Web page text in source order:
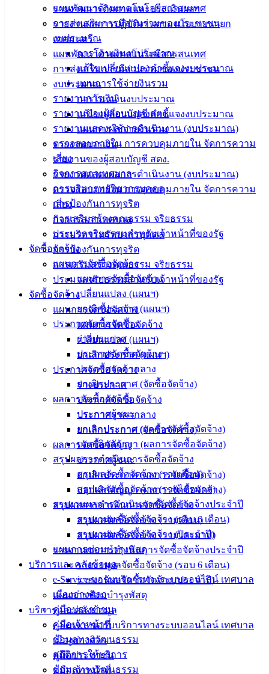
แผนพัฒนาด้านเทคโนโลยีสารสนเทศ
การส่งเสริมการมีส่วนร่วมของประชาชน
งบประมาณ
การโอนเงินงบประมาณ
แก้ไขเปลี่ยนแปลงคำชี้แจงงบประมาณ
แผนการใช้จ่ายงินรวม
รายงานการเงิน
รายงานของผู้สอบบัญชี สตง.
รายงานแสดงผลการดำเนินงาน (งบประมาณ)
ตรวจสอบภายใน การควบคุมภายใน จัดการความ
เสี่ยง
กิจการสภาเทศบาล
การบริหารทรัพยากรบุคคล
การป้องกันการทุจริต
การเสริมสร้างคุณธรรม จริยธรรม
ประมวลจริยธรรมสำหรับเจ้าหน้าที่ของรัฐ
จัดซื้อจัดจ้าง
แผนการจัดซื้อจัดจ้าง
แผนการจัดซื้อจัดจ้าง
เปลี่ยนแปลง (แผนฯ)
ยกเลิกประกาศ (แผนฯ)
ประกาศจัดซื้อจัดจ้าง
ร่างประกาศ
ประกาศจัดซื้อจัดจ้าง
ประกาศราคากลาง
ยกเลิกประกาศ (จัดซื้อจัดจ้าง)
ผลการจัดซื้อจัดจ้าง
ประกาศผู้ชนะ
ยกเลิกประกาศ (ผลการจัดซื้อจัดจ้าง)
บอกเลิกสัญญา (ผลการจัดซื้อจัดจ้าง)
สรุปผลการดำเนินการจัดซื้อจัดจ้าง
สรุปผลจัดซื้อจัดจ้าง (รายเดือน)
สรุปผลจัดซื้อจัดจ้าง (รายไตรมาส)
รายงานผลการดำเนินการจัดซื้อจัดจ้างประจำปี
รายงานผลจัดซื้อจัดจ้าง (รอบ 6 เดือน)
รายงานผลจัดซื้อจัดจ้าง (ประจำปี)
แผนการซ่อมบำรุงพัสดุ
บริการและคลังข้อมูล
e-Service ขอรับบริการทางระบบออนไลน์ เทศบาล
เมืองอ่างศิลา
คู่มือประชาชน
คู่มือเจ้าหน้าที่
ข้อมูลทางวัฒนธรรม
สถิติการให้บริการ
ข้อมูลทางวัฒนธรรม
รายงานการติดตามและประเมินผลฯ
รายงานผลการปฏิบัติงานตามนโยบายนายก
เทศมนตรี
แผนพัฒนาด้านเทคโนโลยีสารสนเทศ
การส่งเสริมการมีส่วนร่วมของประชาชน
งบประมาณ
การโอนเงินงบประมาณ
แก้ไขเปลี่ยนแปลงคำชี้แจงงบประมาณ
แผนการใช้จ่ายงินรวม
รายงานการเงิน
รายงานของผู้สอบบัญชี สตง.
รายงานแสดงผลการดำเนินงาน (งบประมาณ)
ตรวจสอบภายใน การควบคุมภายใน จัดการความ
เสี่ยง
กิจการสภาเทศบาล
การบริหารทรัพยากรบุคคล
การป้องกันการทุจริต
การเสริมสร้างคุณธรรม จริยธรรม
ประมวลจริยธรรมสำหรับเจ้าหน้าที่ของรัฐ
จัดซื้อจัดจ้าง
แผนการจัดซื้อจัดจ้าง
แผนการจัดซื้อจัดจ้าง
เปลี่ยนแปลง (แผนฯ)
ยกเลิกประกาศ (แผนฯ)
ประกาศจัดซื้อจัดจ้าง
ร่างประกาศ
ประกาศจัดซื้อจัดจ้าง
ประกาศราคากลาง
ยกเลิกประกาศ (จัดซื้อจัดจ้าง)
ผลการจัดซื้อจัดจ้าง
ประกาศผู้ชนะ
ยกเลิกประกาศ (ผลการจัดซื้อจัดจ้าง)
บอกเลิกสัญญา (ผลการจัดซื้อจัดจ้าง)
สรุปผลการดำเนินการจัดซื้อจัดจ้าง
สรุปผลจัดซื้อจัดจ้าง (รายเดือน)
สรุปผลจัดซื้อจัดจ้าง (รายไตรมาส)
รายงานผลการดำเนินการจัดซื้อจัดจ้างประจำปี
รายงานผลจัดซื้อจัดจ้าง (รอบ 6 เดือน)
รายงานผลจัดซื้อจัดจ้าง (ประจำปี)
แผนการซ่อมบำรุงพัสดุ
บริการและคลังข้อมูล
e-Service ขอรับบริการทางระบบออนไลน์ เทศบาล
เมืองอ่างศิลา
คู่มือประชาชน
คู่มือเจ้าหน้าที่
เทศบาล
เมืองอ่าง
สำนักงาน
เทศบาลเมือง
อ่างศิลา 90/338
ม.3 ต.เสม็ด
อ.เมือง จ.ชลบุรี
142-100-104
บริการ
ประชาชน
ดาวน์โหลด
แบบ
คู่มือ
ประชาชน/
งาน
ข่าวสาร
ข้อมูล
อิเล็กทรอนิกส์
องค์
ความรู้
(Knowledge
Management)
ติดต่อ
เทศบาล